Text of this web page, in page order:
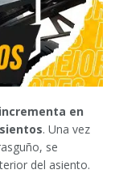
en
. Una vez
se
del asiento.